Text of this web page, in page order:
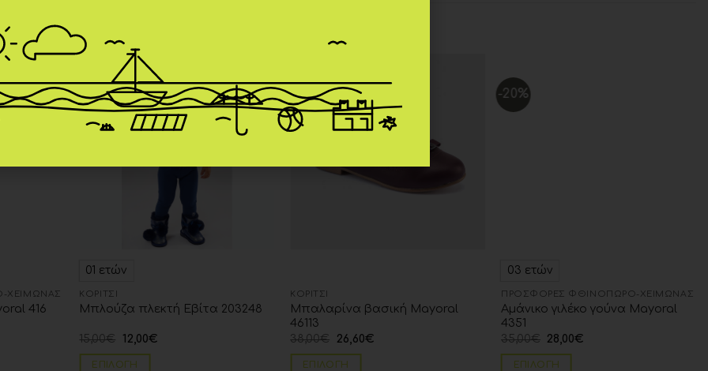
Add to
wishlist
ΧΕΙΜΏΝΑΣ
416
-20%
Add to
wishlist
01 ετών
ΚΟΡΊΤΣΙ
Μπλούζα πλεκτή Εβίτα 203248
15,00€ 12,00€
ΕΠΙΛΟΓΉ
-30%
ΚΟΡΊΤΣΙ
Μπαλαρίνα βασική Mayoral
46113
38,00€ 26,60€
ΕΠΙΛΟΓΉ
-20%
03 ετών
ΠΡΟΣΦΟΡΈΣ ΦΘΙΝΌΠΩΡΟ-ΧΕΙΜΏΝΑΣ
Αμάνικο γιλέκο γούνα Mayoral
4351
35,00€ 28,00€
ΕΠΙΛΟΓΉ